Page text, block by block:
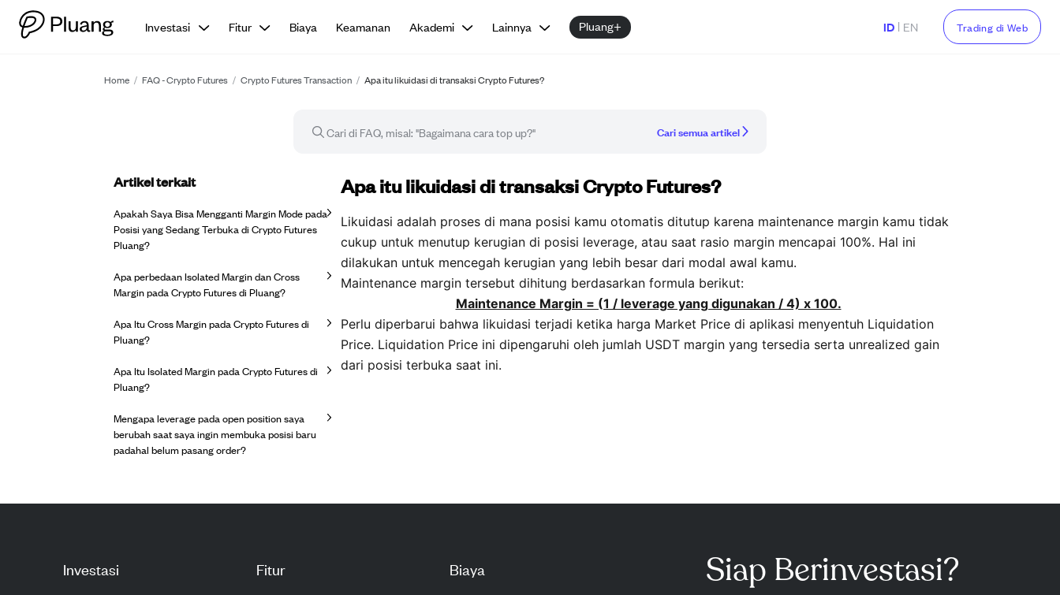
Investasi Fitur Biaya Keamanan Akademi Lainnya Pluang+ ID | EN Trading di Web
Home / FAQ - Crypto Futures / Crypto Futures Transaction / Apa itu likuidasi di transaksi Crypto Futures?
Cari semua artikel
Artikel FAQ
Apa itu likuidasi di transaksi Crypto Futures?
Likuidasi adalah proses di mana posisi kamu otomatis ditutup karena maintenance margin kamu tidak
cukup untuk menutup kerugian di posisi leverage, atau saat rasio margin mencapai 100%. Hal ini
dilakukan untuk mencegah kerugian yang lebih besar dari modal awal kamu.
Maintenance margin tersebut dihitung berdasarkan formula berikut:
Maintenance Margin = (1 / leverage yang digunakan / 4) x 100.
Perlu diperbarui bahwa likuidasi terjadi ketika harga Market Price di aplikasi menyentuh Liquidation
Price. Liquidation Price ini dipengaruhi oleh jumlah USDT margin yang tersedia serta unrealized gain
dari posisi terbuka saat ini.
Artikel terkait
Apakah Saya Bisa Mengganti Margin Mode pada
Posisi yang Sedang Terbuka di Crypto Futures
Pluang?
Apa perbedaan Isolated Margin dan Cross
Margin pada Crypto Futures di Pluang?
Apa Itu Cross Margin pada Crypto Futures di
Pluang?
Apa Itu Isolated Margin pada Crypto Futures di
Pluang?
Mengapa leverage pada open position saya
berubah saat saya ingin membuka posisi baru
padahal belum pasang order?
Investasi Fitur Biaya Siap Berinvestasi?